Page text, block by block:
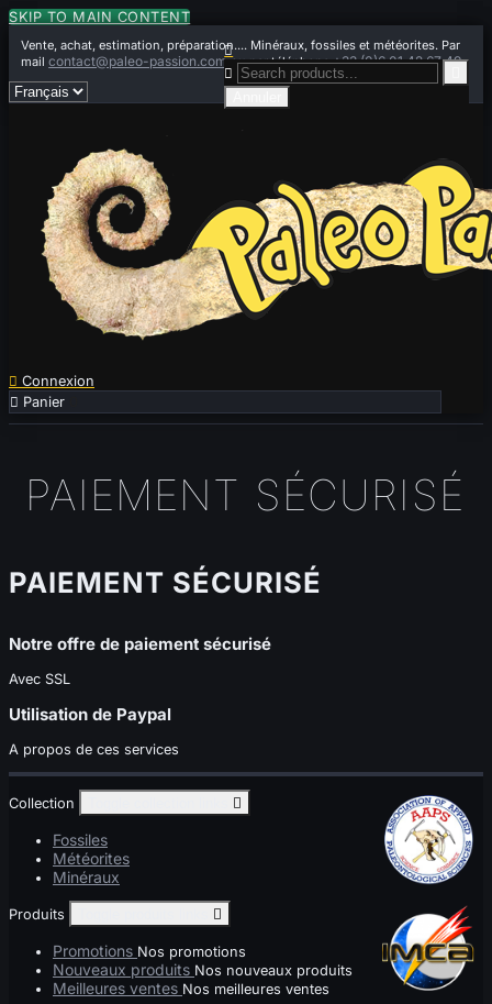
SKIP TO MAIN CONTENT
Vente, achat, estimation, préparation.... Minéraux, fossiles et météorites. Par
mailcontact@paleo-passion.comou par téléphone+33 (0)6 01 42 67 49
 Connexion
 Panier


PAIEMENT SÉCURISÉ
PAIEMENT SÉCURISÉ
Notre offre de paiement sécurisé
Avec SSL
Utilisation de Paypal
A propos de ces services
Collection 
Fossiles
Météorites
Minéraux
Produits 
Promotions Nos promotions
Nouveaux produits Nos nouveaux produits
Meilleures ventes Nos meilleures ventes